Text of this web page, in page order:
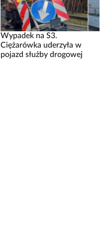
Wypadek na S3.
Ciężarówka uderzyła w
pojazd służby drogowej